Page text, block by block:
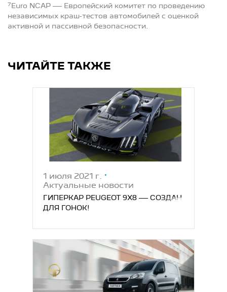
7 Euro NCAP — Европейский комитет по проведению
независимых краш-тестов автомобилей с оценкой
активной и пассивной безопасности.
ЧИТАЙТЕ ТАКЖЕ
1 июля 2021 г.
Актуальные новости
ГИПЕРКАР PEUGEOT 9X8 — СОЗДАН
ДЛЯ ГОНОК!